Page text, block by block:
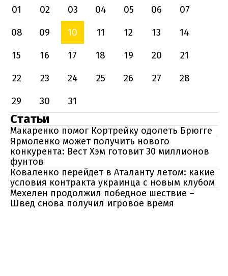
01
02 03 04 05 06
07
08
09 10 11 12 13
14
15
16 17 18 19 20
21
22
23 24 25 26 27
28
29
30 31
Статьи
Макаренко помог Кортрейку одолеть Брюгге
Ярмоленко может получить нового
конкурента: Вест Хэм готовит 30 миллионов
фунтов
Коваленко перейдет в Аталанту летом: какие
условия контракта украинца с новым клубом
Мехелен продолжил победное шествие –
Швед снова получил игровое время